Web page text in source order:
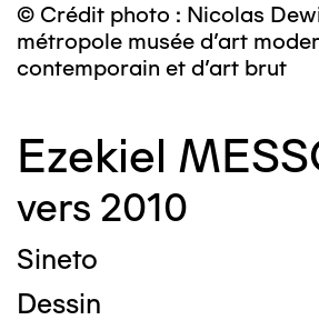
© Crédit photo : Nicolas
métropole musée d’art
contemporain et d’art brut
Ezekiel
vers 2010
Sineto
Dessin